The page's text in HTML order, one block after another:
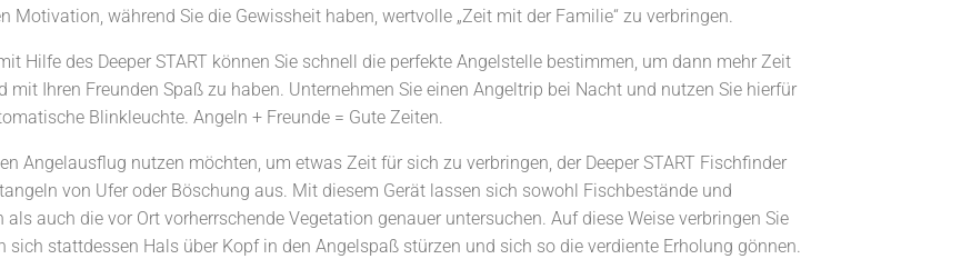
Motivation, während Sie die Gewissheit haben, wertvolle „Zeit mit der Familie“ zu verbringen.
Hilfe des Deeper START können Sie schnell die perfekte Angelstelle bestimmen, um dann mehr Zeit
Ihren Freunden Spaß zu haben. Unternehmen Sie einen Angeltrip bei Nacht und nutzen Sie hierfür
Blinkleuchte. Angeln + Freunde = Gute Zeiten.
Angelausflug nutzen möchten, um etwas Zeit für sich zu verbringen, der Deeper START Fischfinder
von Ufer oder Böschung aus. Mit diesem Gerät lassen sich sowohl Fischbestände und
auch die vor Ort vorherrschende Vegetation genauer untersuchen. Auf diese Weise verbringen Sie
stattdessen Hals über Kopf in den Angelspaß stürzen und sich so die verdiente Erholung gönnen.